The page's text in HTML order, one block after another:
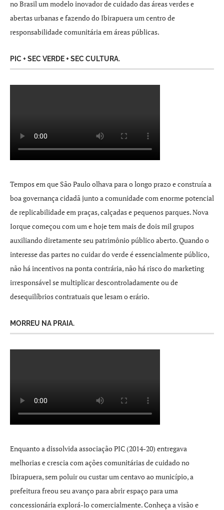
no Brasil um modelo inovador de cuidado das áreas verdes e
abertas urbanas e fazendo do Ibirapuera um centro de
responsabilidade comunitária em áreas públicas.
PIC + SEC VERDE + SEC CULTURA.
Tempos em que São Paulo olhava para o longo prazo e construía a
boa governança cidadã junto a comunidade com enorme potencial
de replicabilidade em praças, calçadas e pequenos parques. Nova
Iorque começou com um e hoje tem mais de dois mil grupos
auxiliando diretamente seu patrimônio público aberto. Quando o
interesse das partes no cuidar do verde é essencialmente público,
não há incentivos na ponta contrária, não há risco do marketing
irresponsável se multiplicar descontroladamente ou de
desequilíbrios contratuais que lesam o erário.
MORREU NA PRAIA.
Enquanto a dissolvida associação PIC (2014-20) entregava
melhorias e crescia com ações comunitárias de cuidado no
Ibirapuera, sem poluir ou custar um centavo ao município, a
prefeitura freou seu avanço para abrir espaço para uma
concessionária explorá-lo comercialmente. Conheça a visão e